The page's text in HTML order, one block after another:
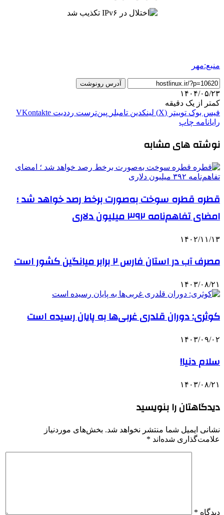
منبع:مهر
آدرس رونوشت
۱۴۰۴/۰۵/۲۳
کمتر از یک دقیقه
فیس بوک توییتر (X) لینکدین ‫تامبلر ‫پین‌ترست ‫رددیت ‫VKontakte
رایانامه چاپ
نوشته های مشابه
قطره قطره سوخت به‌صورت برخط رصد خواهد شد ؛
امضای تفاهم‌نامه ۳۹۲ میلیون دلاری
۱۴۰۲/۱۱/۱۳
مصرف آب در استان فارس ۲ برابر میانگین کشور است
۱۴۰۳/۰۸/۲۱
کوثری: دوران قلدری غربی‌ها به پایان رسیده است
۱۴۰۳/۰۹/۰۲
سلام دنیا!
۱۴۰۳/۰۸/۲۱
دیدگاهتان را بنویسید
نشانی ایمیل شما منتشر نخواهد شد. بخش‌های موردنیاز
علامت‌گذاری شده‌اند *
دیدگاه *